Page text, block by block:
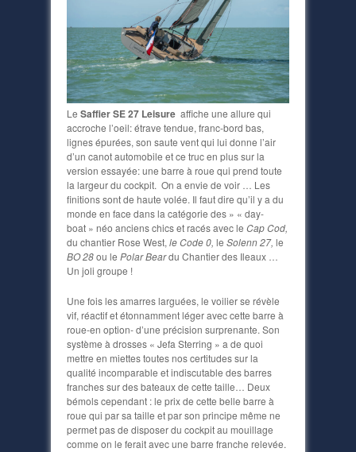
Le Saffier SE 27 Leisure affiche une allure qui
accroche l’oeil: étrave tendue, franc-bord bas,
lignes épurées, son saute vent qui lui donne l’air
d’un canot automobile et ce truc en plus sur la
version essayée: une barre à roue qui prend toute
la largeur du cockpit. On a envie de voir … Les
finitions sont de haute volée. Il faut dire qu’il y a du
monde en face dans la catégorie des » « day-
boat » néo anciens chics et racés avec le Cap Cod,
du chantier Rose West, le Code 0, le Solenn 27, le
BO 28ou le Polar Beardu Chantier des Ileaux …
Un joli groupe !
Une fois les amarres larguées, le voilier se révèle
vif, réactif et étonnamment léger avec cette barre à
roue-en option- d’une précision surprenante. Son
système à drosses « Jefa Sterring » a de quoi
mettre en miettes toutes nos certitudes sur la
qualité incomparable et indiscutable des barres
franches sur des bateaux de cette taille… Deux
bémols cependant : le prix de cette belle barre à
roue qui par sa taille et par son principe même ne
permet pas de disposer du cockpit au mouillage
comme on le ferait avec une barre franche relevée.